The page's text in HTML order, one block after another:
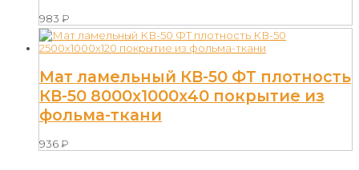
983 ₽
Мат ламельный КВ-50 ФТ плотность
КВ-50 8000х1000х40 покрытие из
фольма-ткани
936₽